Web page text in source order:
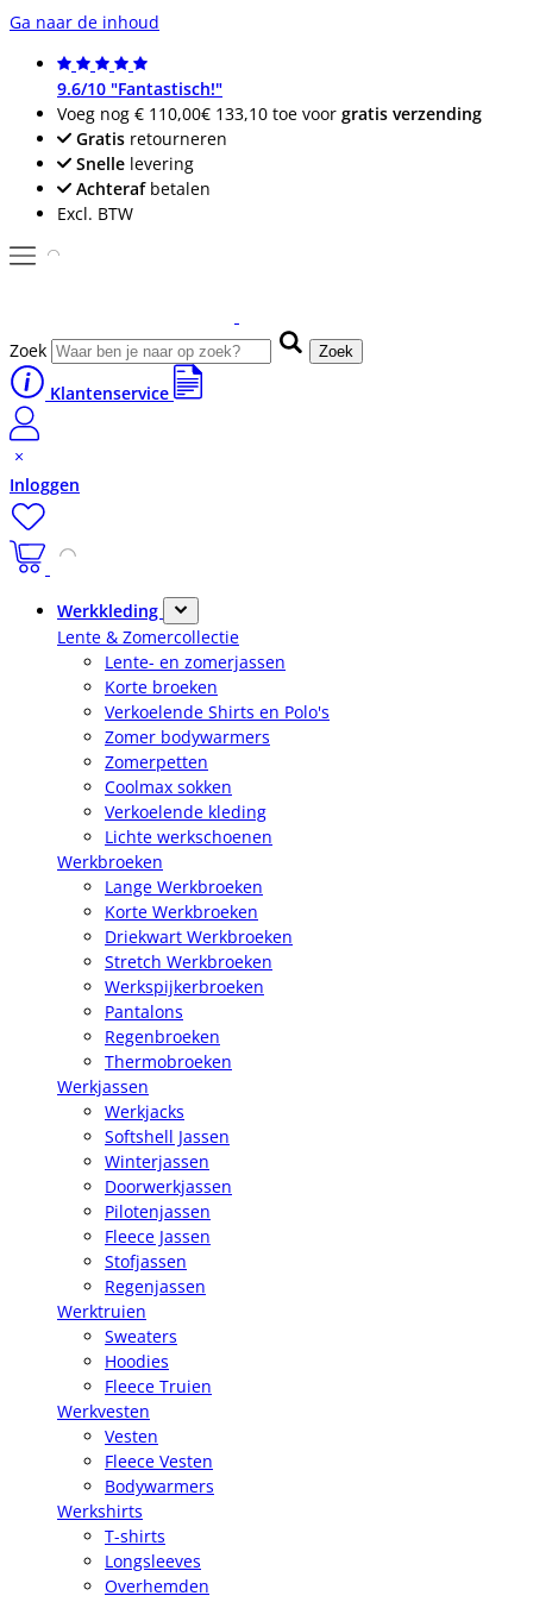
Ga naar de inhoud
9.6/10 "Fantastisch!"
Voeg nog € 110,00€ 133,10 toe voor gratis verzending
Gratis retourneren
Snelle levering
Achterafbetalen
Excl. BTW
Zoek Zoek
Klantenservice
Inloggen
Werkkleding
Lente & Zomercollectie
Lente- en zomerjassen
Korte broeken
Verkoelende Shirts en Polo's
Zomer bodywarmers
Zomerpetten
Coolmax sokken
Verkoelende kleding
Lichte werkschoenen
Werkbroeken
Lange Werkbroeken
Korte Werkbroeken
Driekwart Werkbroeken
Stretch Werkbroeken
Werkspijkerbroeken
Pantalons
Regenbroeken
Thermobroeken
Werkjassen
Werkjacks
Softshell Jassen
Winterjassen
Doorwerkjassen
Pilotenjassen
Fleece Jassen
Stofjassen
Regenjassen
Werktruien
Sweaters
Hoodies
Fleece Truien
Werkvesten
Vesten
Fleece Vesten
Bodywarmers
Werkshirts
T-shirts
Longsleeves
Overhemden